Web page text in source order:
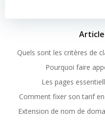
Quels sont les critères de
Pourquoi faire
Les pages
Comment fixer son tarif
Extension de nom de